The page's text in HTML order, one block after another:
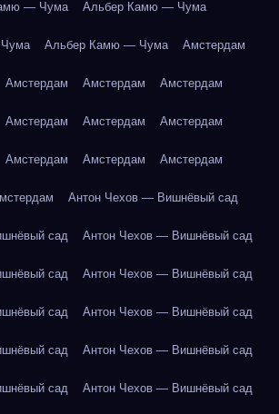
— Чума Альбер Камю — Чума
Альбер Камю — Чума Амстердам
Амстердам Амстердам Амстердам
Амстердам Амстердам Амстердам
Амстердам Амстердам Амстердам
Антон Чехов — Вишнёвый сад
сад Антон Чехов — Вишнёвый сад
сад Антон Чехов — Вишнёвый сад
сад Антон Чехов — Вишнёвый сад
сад Антон Чехов — Вишнёвый сад
сад Антон Чехов — Вишнёвый сад